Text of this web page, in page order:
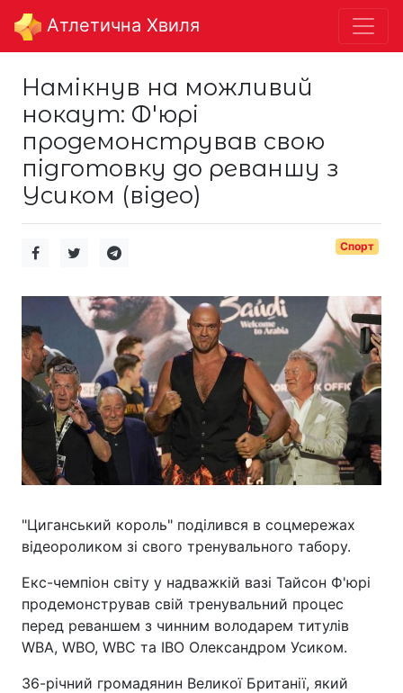
Aтлетична Хвиля
Намікнув на можливий
нокаут: Ф'юрі
продемонстрував свою
підготовку до реваншу з
Усиком (відео)
Спорт
"Циганський король" поділився в соцмережах
відеороликом зі свого тренувального табору.
Екс-чемпіон світу у надважкій вазі Тайсон Ф'юрі
продемонстрував свій тренувальний процес
перед реваншем з чинним володарем титулів
WBA, WBO, WBC та IBO Олександром Усиком.
36-річний громадянин Великої Британії, який